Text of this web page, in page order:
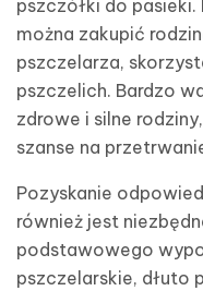
pszczółki do
można zakupić
pszczelarza,
pszczelich. Bardzo
zdrowe i silne
szanse na
Pozyskanie
również jest
podstawowego
pszczelarskie, dłuto